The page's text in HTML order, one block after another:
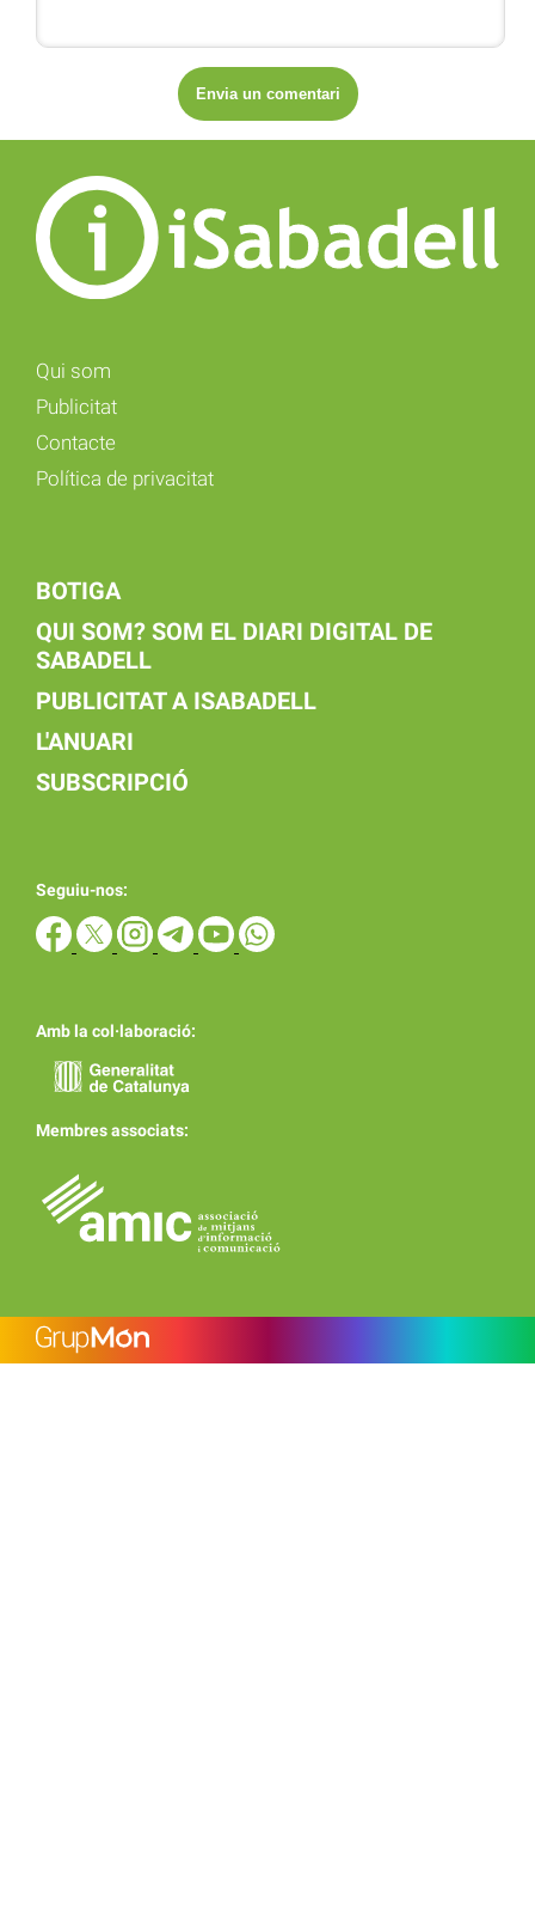
Qui som
Publicitat
Contacte
Política de privacitat
BOTIGA
QUI SOM? SOM EL DIARI DIGITAL DE
SABADELL
PUBLICITAT A ISABADELL
L'ANUARI
SUBSCRIPCIÓ
Seguiu-nos:
Amb la col·laboració:
Membres associats: